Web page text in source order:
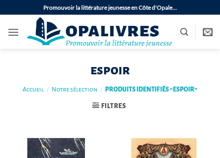
au
contenu
Promouvoir la littérature jeunesse en Côte d'Opale…
espoir
Accueil / Notre sélection / PRODUITS IDENTIFIÉS “ESPOIR”
FILTRES